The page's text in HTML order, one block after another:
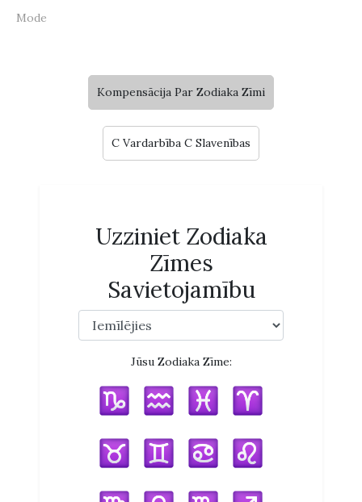
Mode
Kompensācija Par Zodiaka Zīmi
C Vardarbība C Slavenības
Uzziniet Zodiaka
Zīmes
Savietojamību
Jūsu Zodiaka Zīme: